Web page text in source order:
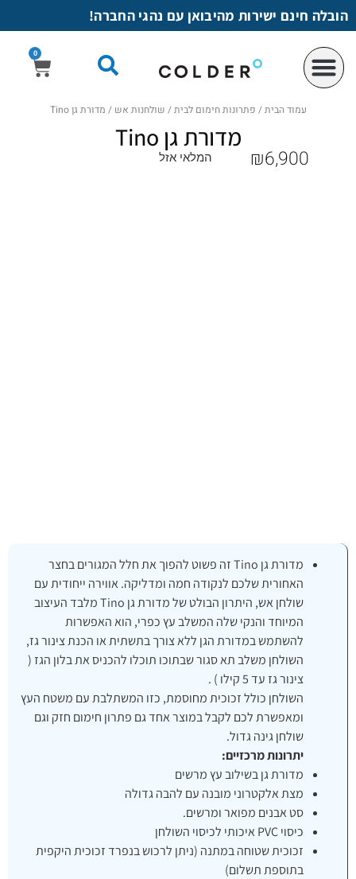
לתוכן
הובלה חינם ישירות מהיבואן עם נהגי החברה!
0
עמוד הבית/ פתרונות חימום לבית/ שולחנות אש / מדורת גן Tino
מדורת גן Tino
₪6,900 המלאי אזל
מדורת גן Tino זה פשוט להפוך את חלל המגורים בחצר
האחורית שלכם לנקודה חמה ומדליקה. אווירה ייחודית עם
שולחן אש, היתרון הבולט של מדורת גן Tino מלבד העיצוב
המיוחד והנקי שלה המשלב עץ כפרי, הוא האפשרות
להשתמש במדורת הגן ללא צורך בתשתית או הכנת צינור גז,
השולחן משלב תא סגור שבתוכו תוכלו להכניס את בלון הגז (
צינור גז עד 5 קילו ) .
השולחן כולל זכוכית מחוסמת, כזו המשתלבת עם משטח העץ
ומאפשרת לכם לקבל במוצר אחד גם פתרון חימום חזק וגם
שולחן גינה גדול.
יתרונות מרכזיים:
מדורת גן בשילוב עץ מרשים
מצת אלקטרוני מובנה עם להבה גדולה
סט אבנים מפואר ומרשים.
כיסוי PVC איכותי לכיסוי השולחן
זכוכית שטוחה במתנה (ניתן לרכוש בנפרד זכוכית היקפית
בתוספת תשלום)